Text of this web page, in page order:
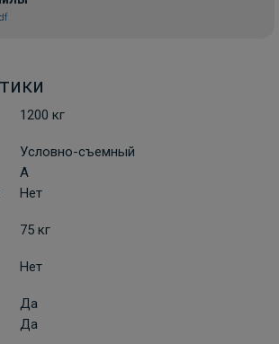
₽
7-пин
2 210 ₽
В корзину
1200 кг
Условно-съемный
A
Нет
75 кг
Нет
Да
Да